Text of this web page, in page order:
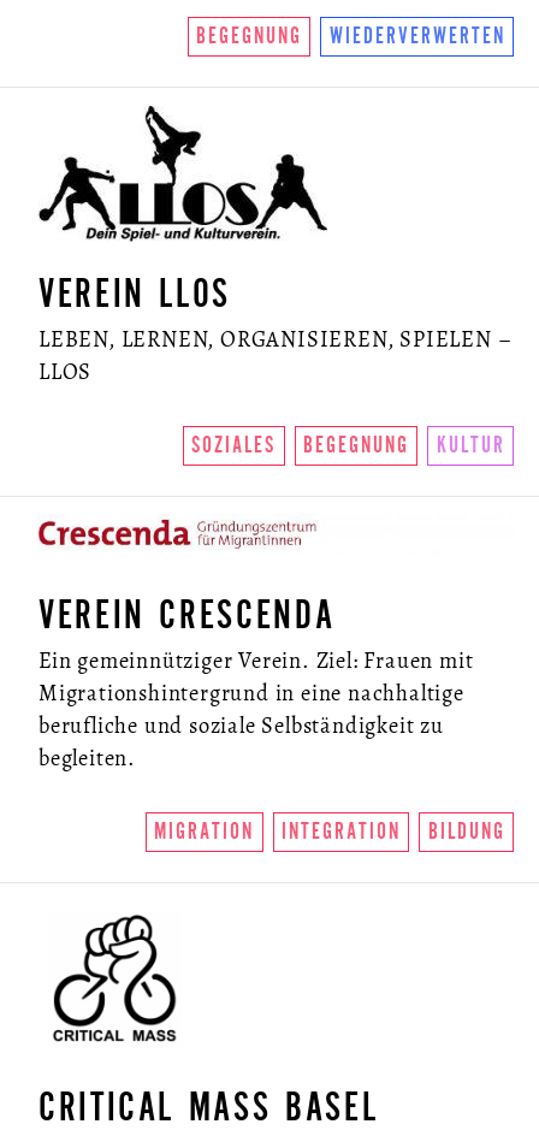
BEGEGNUNG WIEDERVERWERTEN
VEREIN LLOS
LEBEN, LERNEN, ORGANISIEREN, SPIELEN –
LLOS
SOZIALES BEGEGNUNG KULTUR
VEREIN CRESCENDA
Ein gemeinnütziger Verein. Ziel: Frauen mit
Migrationshintergrund in eine nachhaltige
berufliche und soziale Selbständigkeit zu
begleiten.
MIGRATION INTEGRATION BILDUNG
CRITICAL MASS BASEL